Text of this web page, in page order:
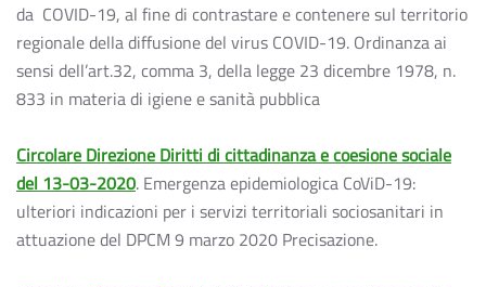
da COVID-19, al fine di contrastare e contenere sul territorio
regionale della diffusione del virus COVID-19. Ordinanza ai
sensi dell’art.32, comma 3, della legge 23 dicembre 1978, n.
833 in materia di igiene e sanità pubblica
Circolare Direzione Diritti di cittadinanza e coesione sociale
del 13-03-2020. Emergenza epidemiologica CoViD-19:
ulteriori indicazioni per i servizi territoriali sociosanitari in
attuazione del DPCM 9 marzo 2020 Precisazione.